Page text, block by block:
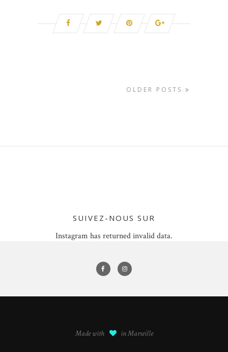
OLDER POSTS
SUIVEZ-NOUS SUR
Instagram has returned invalid data.
Made with in Marseille